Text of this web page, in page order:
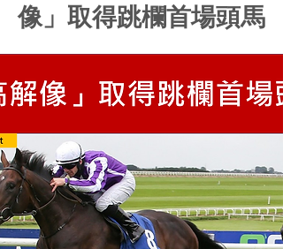
像」取得跳欄首場頭馬